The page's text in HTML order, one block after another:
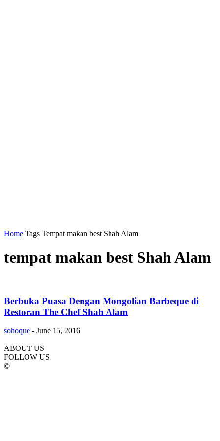
Home Tags Tempat makan best Shah Alam
tempat makan best Shah Alam
Berbuka Puasa Dengan Mongolian Barbeque di
Restoran The Chef Shah Alam
sohoque - June 15, 2016
ABOUT US
FOLLOW US
©